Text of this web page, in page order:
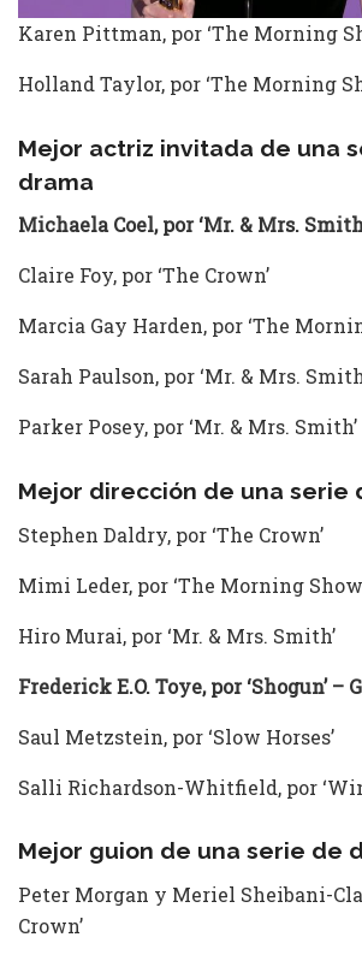
Karen Pittman, por ‘The Morning
Holland Taylor, por ‘The Morning
Mejor actriz invitada de una
drama
Michaela Coel, por ‘Mr. & Mrs.
Claire Foy, por ‘The Crown’
Marcia Gay Harden, por ‘The
Sarah Paulson, por ‘Mr. & Mrs.
Parker Posey, por ‘Mr. & Mrs. Smith’
Mejor dirección de una serie
Stephen Daldry, por ‘The Crown’
Mimi Leder, por ‘The Morning
Hiro Murai, por ‘Mr. & Mrs. Smith’
Frederick E.O. Toye, por ‘Shogun’ –
Saul Metzstein, por ‘Slow Horses’
Salli Richardson-Whitfield, por
Mejor guion de una serie de
Peter Morgan y Meriel Sheibani-
Crown’